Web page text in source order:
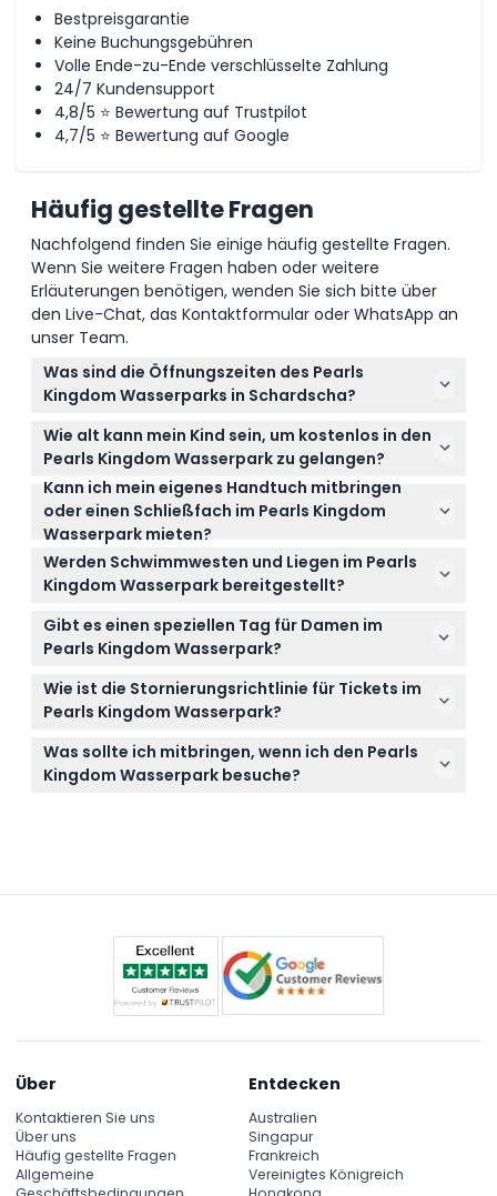
Bestpreisgarantie
Keine Buchungsgebühren
Volle Ende-zu-Ende verschlüsselte Zahlung
24/7 Kundensupport
4,8/5 ⭐ Bewertung auf Trustpilot
4,7/5 ⭐ Bewertung auf Google
Häufig gestellte Fragen
Nachfolgend finden Sie einige häufig gestellte Fragen.
Wenn Sie weitere Fragen haben oder weitere
Erläuterungen benötigen, wenden Sie sich bitte über
den Live-Chat, das Kontaktformular oder WhatsApp an
unser Team.
Was sind die Öffnungszeiten des Pearls
Kingdom Wasserparks in Schardscha?
Der Wasserpark ist montags, mittwochs und
donnerstags von 10 bis 19 Uhr geöffnet; dienstags
von 10 bis 22 Uhr (Damentag); und freitags bis
sonntags von 10 bis 20 Uhr (Änderungen
vorbehalten – bitte bestätigen Sie die Zeiten bei der
Buchung).
Wie alt kann mein Kind sein, um kostenlos in den
Pearls Kingdom Wasserpark zu gelangen?
Kinder unter 80 cm Körpergröße haben freien
Eintritt, während Kinder zwischen 80 cm und 120 cm
den Kinderpreis zahlen.
Kann ich mein eigenes Handtuch mitbringen
oder einen Schließfach im Pearls Kingdom
Wasserpark mieten?
Schließfachvermietungen und Handtücher sind
nicht im Ticketpreis enthalten, daher planen Sie, Ihr
eigenes Handtuch mitzubringen und die
Schließfächer im Park gegen Gebühr zu nutzen.
Werden Schwimmwesten und Liegen im Pearls
Kingdom Wasserpark bereitgestellt?
Ja, kostenlose Liegen und Schwimmwesten sind
nach dem Prinzip ‚Wer zuerst kommt, mahlt zuerst‘
verfügbar; außerdem werden Tubes und Kinder-
Schwimmwesten kostenlos für die Fahrten, die sie
erfordern, bereitgestellt.
Gibt es einen speziellen Tag für Damen im
Pearls Kingdom Wasserpark?
Ja, der Frauenabend ist jeden Dienstag, an dem
volle Privatsphäre geboten wird und Jungen über
120 cm an diesem Tag nicht erlaubt sind.
Wie ist die Stornierungsrichtlinie für Tickets im
Pearls Kingdom Wasserpark?
Tickets sind nicht erstattungsfähig und können
unter keinen Umständen storniert werden.
Was sollte ich mitbringen, wenn ich den Pearls
Kingdom Wasserpark besuche?
entsprechend ein.
Über
Kontaktieren Sie uns
Über uns
Häufig gestellte Fragen
Allgemeine
Entdecken
Australien
Singapur
Frankreich
Vereinigtes Königreich